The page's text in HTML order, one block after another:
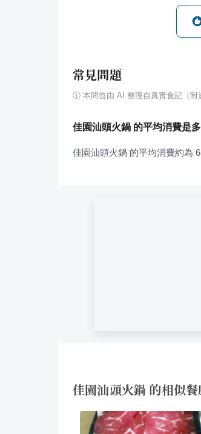
常見問題
ⓘ 本問答由 AI 整理自真實食記（附
佳園汕頭火鍋 的平均消費是
佳園汕頭火鍋 的平均消費約為
佳園汕頭火鍋 的相似